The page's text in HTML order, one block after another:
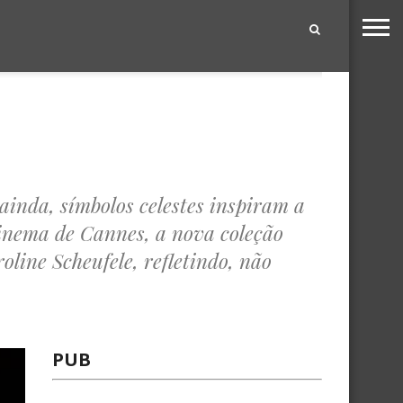
símbolos celestes inspiram a
de Cannes, a nova coleção
Scheufele, refletindo, não
PUB